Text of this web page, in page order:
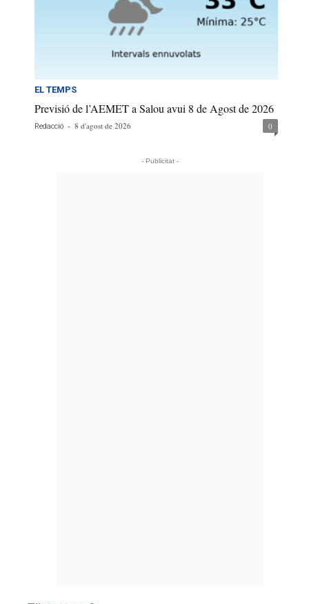
EL TEMPS
Previsió de l’AEMET a Salou avui 8 de Agost de 2026
Redacció - 8 d'agost de 2026 0
- Publicitat -